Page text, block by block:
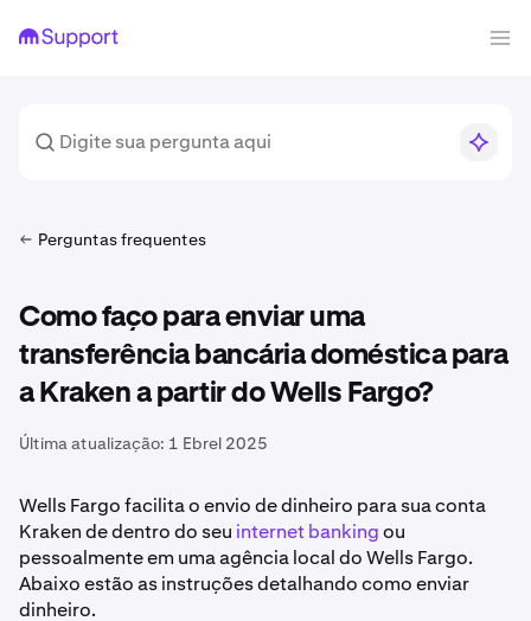
Perguntas frequentes
Como faço para enviar uma
transferência bancária doméstica para
a Kraken a partir do Wells Fargo?
Última atualização: 1 Ebrel 2025
Wells Fargo facilita o envio de dinheiro para sua conta
Kraken de dentro do seu internet bankingou
pessoalmente em uma agência local do Wells Fargo.
Abaixo estão as instruções detalhando como enviar
dinheiro.